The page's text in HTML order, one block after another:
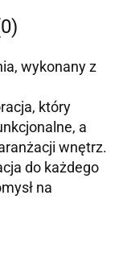
wykonany z
który
a
wnętrz.
do każdego
na